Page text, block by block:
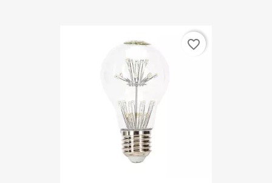
favorite_border